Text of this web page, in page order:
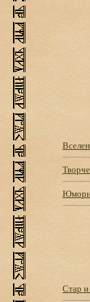
Стар